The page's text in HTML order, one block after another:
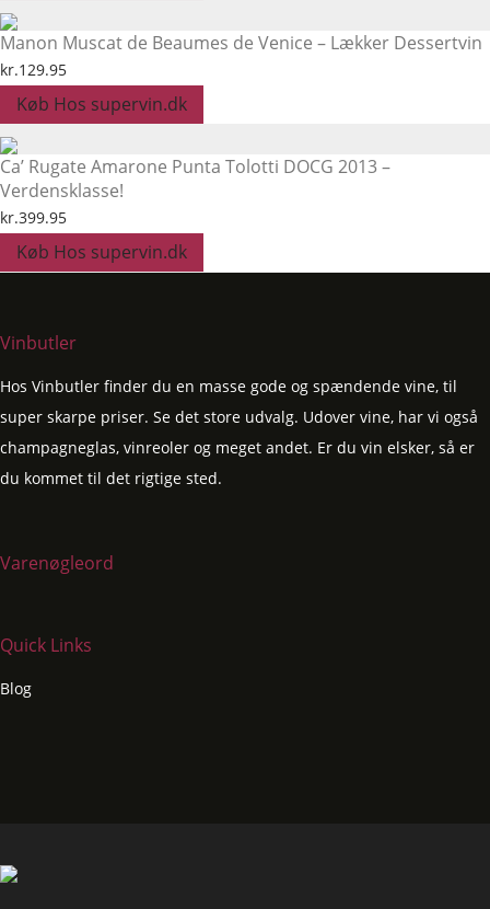
Manon Muscat de Beaumes de Venice – Lækker Dessertvin
kr.129.95
Køb Hos supervin.dk
Ca’ Rugate Amarone Punta Tolotti DOCG 2013 –
Verdensklasse!
kr.399.95
Køb Hos supervin.dk
Vinbutler
Hos Vinbutler finder du en masse gode og spændende vine, til
super skarpe priser. Se det store udvalg. Udover vine, har vi også
champagneglas, vinreoler og meget andet. Er du vin elsker, så er
du kommet til det rigtige sted.
Varenøgleord
Quick Links
Blog